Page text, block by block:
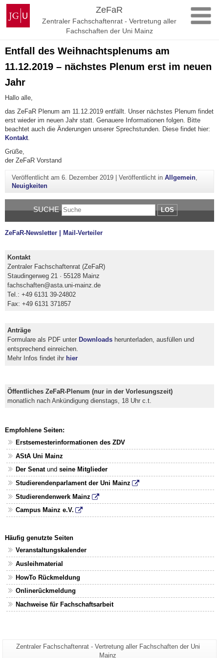
Zum
Inhalt
springen
Johannes
Gutenberg-
Universität
ZeFaR
Zentraler Fachschaftenrat - Vertretung aller
Fachschaften der Uni Mainz
Entfall des Weihnachtsplenums am
11.12.2019 – nächstes Plenum erst im neuen
Jahr
Hallo alle,
das ZeFaR Plenum am 11.12.2019 entfällt. Unser nächstes Plenum findet
erst wieder im neuen Jahr statt. Genauere Informationen folgen. Bitte
beachtet auch die Änderungen unserer Sprechstunden. Diese findet hier:
Kontakt
Grüße,
der ZeFaR Vorstand
Veröffentlicht am 6. Dezember 2019| Veröffentlicht in Allgemein,
Neuigkeiten
SUCHE LOS
ZeFaR-Newsletter | Mail-Verteiler
Kontakt
Zentraler Fachschaftenrat (ZeFaR)
Staudingerweg 21 · 55128 Mainz
fachschaften@asta.uni-mainz.de
Tel.: +49 6131 39-24802
Fax: +49 6131 371857
Anträge
Formulare als PDF unter Downloads herunterladen, ausfüllen und
entsprechend einreichen.
Mehr Infos findet ihr hier
Öffentliches ZeFaR-Plenum (nur in der Vorlesungszeit)
monatlich nach Ankündigung dienstags, 18 Uhr c.t.
Empfohlene Seiten:
Erstsemesterinformationen des ZDV
AStA Uni Mainz
Der Senatund seine Mitglieder
Studierendenparlament der Uni Mainz
Studierendenwerk Mainz
Campus Mainz e.V.
Häufig genutzte Seiten
Veranstaltungskalender
Ausleihmaterial
HowTo Rückmeldung
Onlinerückmeldung
Nachweise für Fachschaftsarbeit
Zusätzliche
Seiten-
Zentraler Fachschaftenrat - Vertretung aller Fachschaften der Uni
Mainz